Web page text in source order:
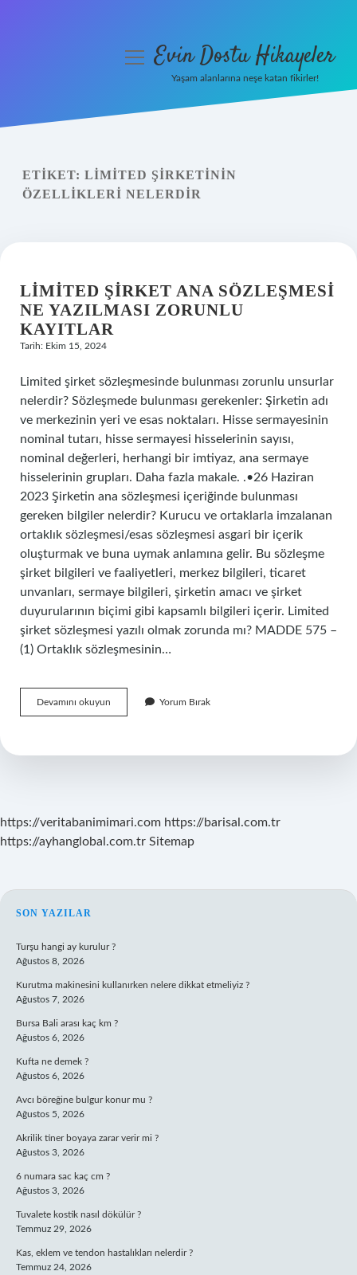
Yasal Uyarı
menüyüEvin Dostu Hikayeler
Yaşam alanlarına neşe katan fikirler!
ETIKET: LIMITED ŞIRKETININ
ÖZELLIKLERI NELERDIR
LIMITED ŞIRKET ANA SÖZLEŞMESI
NE YAZILMASI ZORUNLU
KAYITLAR
Tarih: Ekim 15, 2024
Limited şirket sözleşmesinde bulunması zorunlu unsurlar
nelerdir? Sözleşmede bulunması gerekenler: Şirketin adı
ve merkezinin yeri ve esas noktaları. Hisse sermayesinin
nominal tutarı, hisse sermayesi hisselerinin sayısı,
nominal değerleri, herhangi bir imtiyaz, ana sermaye
hisselerinin grupları. Daha fazla makale. .•26 Haziran
2023 Şirketin ana sözleşmesi içeriğinde bulunması
gereken bilgiler nelerdir? Kurucu ve ortaklarla imzalanan
ortaklık sözleşmesi/esas sözleşmesi asgari bir içerik
oluşturmak ve buna uymak anlamına gelir. Bu sözleşme
şirket bilgileri ve faaliyetleri, merkez bilgileri, ticaret
unvanları, sermaye bilgileri, şirketin amacı ve şirket
duyurularının biçimi gibi kapsamlı bilgileri içerir. Limited
şirket sözleşmesi yazılı olmak zorunda mı? MADDE 575 –
(1) Ortaklık sözleşmesinin…
Devamını okuyun
Şirket
Ne
Yorum Bırak
https://veritabanimimari.com https://barisal.com.tr
https://ayhanglobal.com.tr Sitemap
SIDEBAR
SON YAZILAR
Turşu hangi ay kurulur ?
Ağustos 8, 2026
Kurutma makinesini kullanırken nelere dikkat etmeliyiz ?
Ağustos 7, 2026
Bursa Bali arası kaç km ?
Ağustos 6, 2026
Kufta ne demek ?
Ağustos 6, 2026
Avcı böreğine bulgur konur mu ?
Ağustos 5, 2026
Akrilik tiner boyaya zarar verir mi ?
Ağustos 3, 2026
6 numara sac kaç cm ?
Ağustos 3, 2026
Tuvalete kostik nasıl dökülür ?
Temmuz 29, 2026
Kas, eklem ve tendon hastalıkları nelerdir ?
Temmuz 24, 2026